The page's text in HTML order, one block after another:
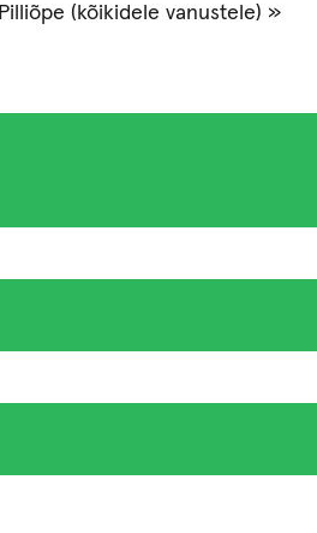
Pilliõpe (kõikidele vanustele) »